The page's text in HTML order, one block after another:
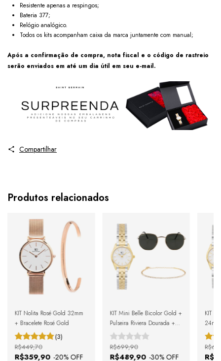
Resistente apenas a respingos;
Bateria 377;
Relógio analógico.
Todos os kits acompanham caixa da marca juntamente com manual;
Após a confirmação de compra, nota fiscal e o código de rastreio
serão enviados em até um dia útil em seu e-mail.
Compartilhar
Produtos relacionados
KIT Nolita Rosé Gold 32mm
+ Bracelete Rosé Gold
(3)
R$359,90 -20% OFF
R$449,70
KIT Mini Belle Bicolor Gold +
Pulseira Riviera Dourada +
Óculos de Sol Harbor Green
Gold + Caixa de Presente
R$489,90 -30% OFF
R$699,90
KIT
Black